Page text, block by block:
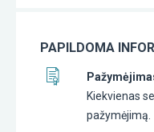
PAPILDOMA
Kiekvienas
pažymėjimą.